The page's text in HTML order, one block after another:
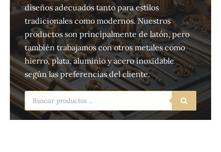
diseños adecuados tanto para estilos
tradicionales como modernos. Nuestros
productos son principalmente de latón, pero
también trabajamos con otros metales como
hierro, plata, aluminio y acero inoxidable
según las preferencias del cliente.
Búsqueda
de
productos